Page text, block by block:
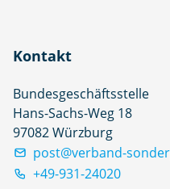
Kontakt
Bundesgeschäftsstelle
Hans-Sachs-Weg 18
97082 Würzburg
post@verband-
+49-931-24020